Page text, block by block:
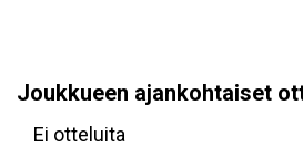
Joukkueen ajankohtaiset
Ei otteluita